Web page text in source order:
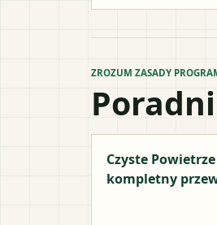
ZROZUM ZASADY
Czyste
kompletny